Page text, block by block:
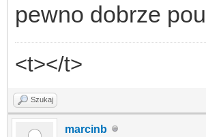
pewno dobrze
<t></t>
Szukaj
marcinb